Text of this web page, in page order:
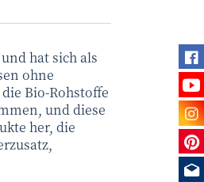
hat sich als
ohne
Bio-Rohstoffe
und diese
her, die